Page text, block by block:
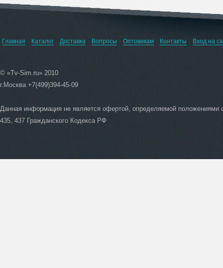
Главная Каталог Доставка Вопросы Оптовикам Контакты Вход на
© «Tv-Sim.ru» 2010
г.Москва +7(499)394-45-09
Данная информация не является офертой, определяемой положениями
435, 437 Гражданского Кодекса РФ